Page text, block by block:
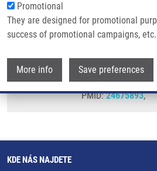
Promotional
They are designed for promotional
success of promotional campaigns, etc.
More info Save preferences
GALANOS, D.
PENNINGER, J.
damage response
2014, 13(8), 1227-
PMID:24675893,
KDE NÁS NAJDETE